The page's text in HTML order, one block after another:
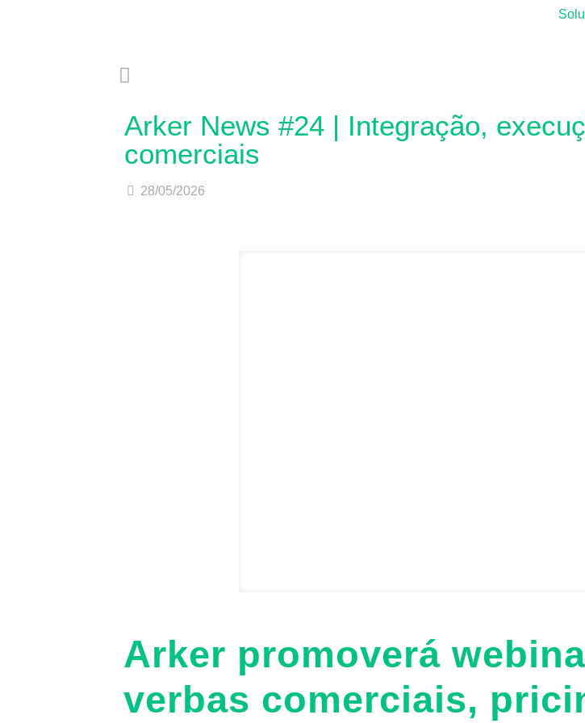
Arker News #24 | Integração,
comerciais
28/05/2026
Arker promoverá
verbas comerciais,